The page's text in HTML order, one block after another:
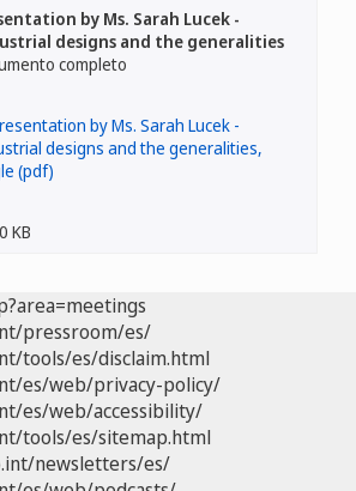
by Ms. Sarah Lucek -
designs and the generalities
completo
KB
pressroom/es/
tools/es/disclaim.html
es/web/privacy-policy/
es/web/accessibility/
tools/es/sitemap.html
newsletters/es/